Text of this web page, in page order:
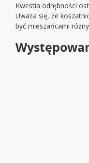
Kwestia odrębności
Uważa się, że
być mieszańcami